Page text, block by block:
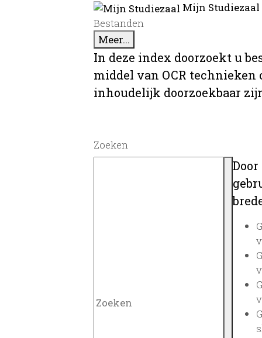
Mijn
Bestanden
Meer...
In deze index doorzoekt u
middel van OCR
inhoudelijk doorzoekbaar
Zoeken